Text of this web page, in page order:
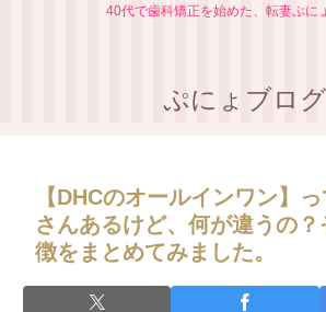
40代で歯科矯正を始めた、転妻ぷに
ぷにょブログ
【DHCのオールインワン】
さんあるけど、何が違うの
徴をまとめてみました。